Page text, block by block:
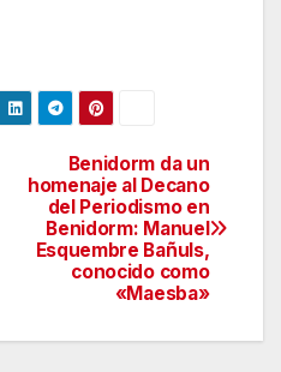
Benidorm da un
homenaje al Decano
del Periodismo en
Benidorm: Manuel
Esquembre Bañuls,
conocido como
«Maesba»